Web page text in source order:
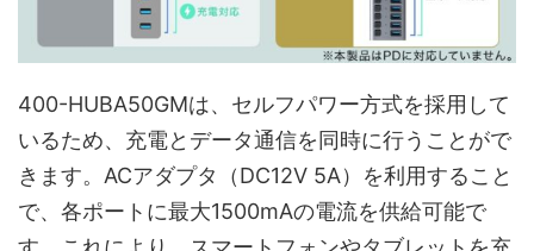
400-HUBA50GMは、セルフパワー方式を採用して
いるため、充電とデータ通信を同時に行うことがで
きます。ACアダプタ（DC12V 5A）を利用すること
で、各ポートに最大1500mAの電流を供給可能で